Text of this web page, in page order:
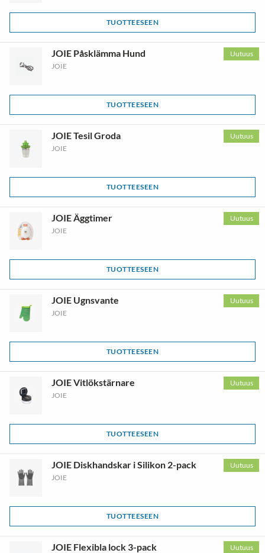
TUOTTEESEEN
Uutuus
JOIE Påsklämma Hund
JOIE
TUOTTEESEEN
Uutuus
JOIE Tesil Groda
JOIE
TUOTTEESEEN
Uutuus
JOIE Äggtimer
JOIE
TUOTTEESEEN
Uutuus
JOIE Ugnsvante
JOIE
TUOTTEESEEN
Uutuus
JOIE Vitlökstärnare
JOIE
TUOTTEESEEN
Uutuus
JOIE Diskhandskar i Silikon 2-pack
JOIE
TUOTTEESEEN
Uutuus
JOIE Flexibla lock 3-pack